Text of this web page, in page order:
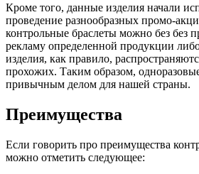
Кроме того, данные изделия начали
проведение разнообразных промо-
контрольные браслеты можно без без
рекламу определенной продукции
изделия, как правило,
прохожих. Таким образом,
привычным делом для нашей страны.
Преимущества
Если говорить про преимущества
можно отметить следующее: